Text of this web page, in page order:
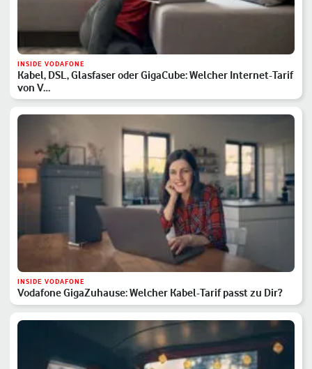
INSIDE VODAFONE
Kabel, DSL, Glasfaser oder GigaCube: Welcher Internet-Tarif
von V…
INSIDE VODAFONE
Vodafone GigaZuhause: Welcher Kabel-Tarif passt zu Dir?